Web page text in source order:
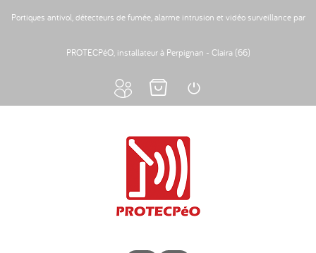
Portiques antivol, détecteurs de fumée, alarme intrusion et vidéo surveillance par
PROTECPéO, installateur à Perpignan - Claira (66)